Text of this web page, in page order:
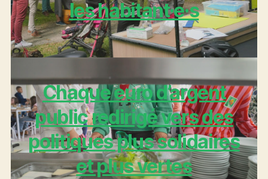
les habitant·e·s
Chaque euro d’argent
public redirigé vers des
politiques plus solidaires
et plus vertes